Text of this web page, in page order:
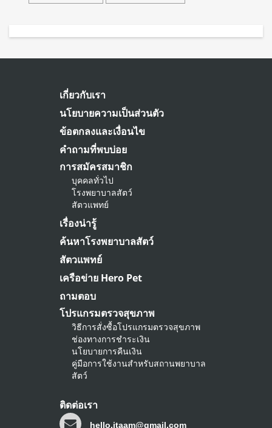
เกี่ยวกับเรา
นโยบายความเป็นส่วนตัว
ข้อตกลงและเงื่อนไข
คำถามที่พบบ่อย
การสมัครสมาชิก
บุคคลทั่วไป
โรงพยาบาลสัตว์
สัตวแพทย์
เรื่องน่ารู้
ค้นหาโรงพยาบาลสัตว์
สัตวแพทย์
เครือข่าย Hero Pet
ถามตอบ
โปรแกรมตรวจสุขภาพ
วิธีการสั่งซื้อโปรแกรมตรวจสุขภาพ
ช่องทางการชำระเงิน
นโยบายการคืนเงิน
คู่มือการใช้งานสำหรับสถานพยาบาล
สัตว์
ติดต่อเรา
hello.itaam@gmail.com